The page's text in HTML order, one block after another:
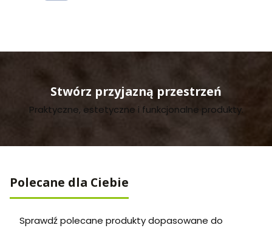
Stwórz przyjazną przestrzeń
Praktyczne, estetyczne i funkcjonalne produkty.
Polecane dla Ciebie
Sprawdź polecane produkty dopasowane do